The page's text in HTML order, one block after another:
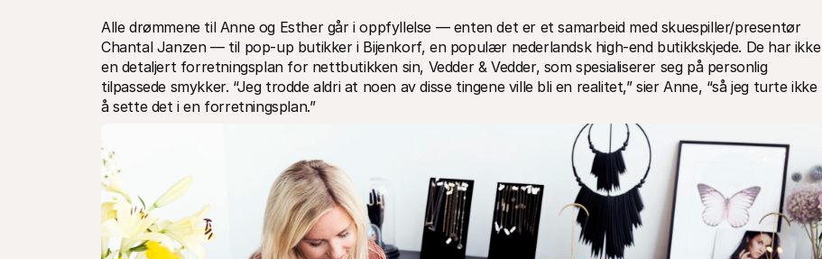
Alle drømmene til Anne og Esther går i oppfyllelse — enten det er et samarbeid med skuespiller/presentør
Chantal Janzen — til pop-up butikker i Bijenkorf, en populær nederlandsk high-end butikkskjede. De har ikke
en detaljert forretningsplan for nettbutikken sin, Vedder & Vedder, som spesialiserer seg på personlig
tilpassede smykker. “Jeg trodde aldri at noen av disse tingene ville bli en realitet,” sier Anne, “så jeg turte ikke
å sette det i en forretningsplan.”